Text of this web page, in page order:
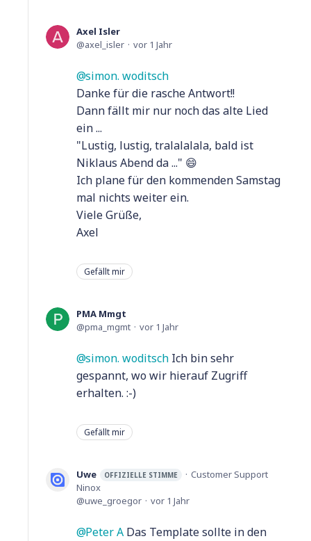
Axel Isler
axel_isler
vor 1 Jahr
simon. woditsch
Danke für die rasche Antwort!!
Dann fällt mir nur noch das alte Lied
ein ...
"Lustig, lustig, tralalalala, bald ist
Niklaus Abend da ..." 😄
Ich plane für den kommenden Samstag
mal nichts weiter ein.
Viele Grüße,
Axel
Gefällt mir
PMA Mmgt
pma_mgmt
vor 1 Jahr
simon. woditsch Ich bin sehr
gespannt, wo wir hierauf Zugriff
erhalten. :-)
Gefällt mir
Uwe OFFIZIELLE STIMME
Customer Support
Ninox
uwe_groegor
vor 1 Jahr
Peter A Das Template sollte in den